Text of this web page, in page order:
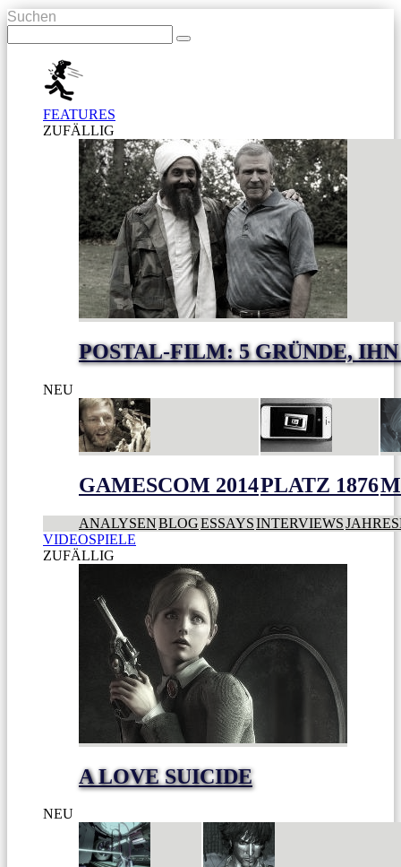
Suchen
FEATURES
ZUFÄLLIG
POSTAL-FILM: 5 GRÜNDE,
NEU
GAMESCOM 2014PLATZ 1876
ANALYSENBLOGESSAYSINTERVIEWS
VIDEOSPIELE
ZUFÄLLIG
A LOVE SUICIDE
NEU